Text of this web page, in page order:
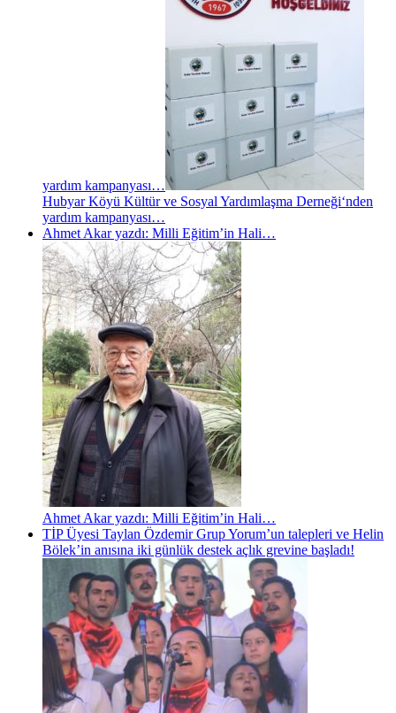
yardım kampanyası…
Hubyar Köyü Kültür ve Sosyal Yardımlaşma Derneği‘nden
yardım kampanyası…
Ahmet Akar yazdı: Milli Eğitim’in Hali…
Ahmet Akar yazdı: Milli Eğitim’in Hali…
TİP Üyesi Taylan Özdemir Grup Yorum’un talepleri ve Helin
Bölek’in anısına iki günlük destek açlık grevine başladı!